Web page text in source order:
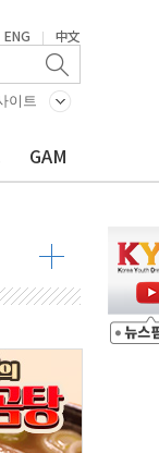
ENG | 中文
이트
GAM